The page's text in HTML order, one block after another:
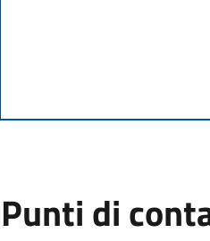
Punti di